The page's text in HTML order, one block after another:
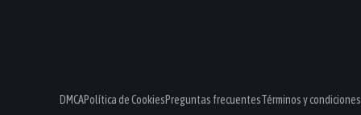
DMCAPolítica de CookiesPreguntas frecuentesTérminos y condiciones